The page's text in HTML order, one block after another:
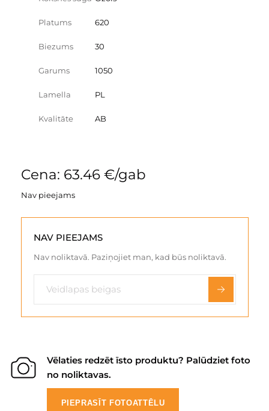
Platums 620
Biezums 30
Garums 1050
Lamella PL
Kvalitāte AB
Cena: 63.46 €/gab
Nav pieejams
NAV PIEEJAMS
Nav noliktavā. Paziņojiet man, kad būs noliktavā.
Vēlaties redzēt īsto produktu? Palūdziet foto
no noliktavas.
PIEPRASĪT FOTOATTĒLU